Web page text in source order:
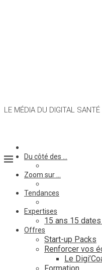
LE MÉDIA DU DIGITAL SANTÉ
Du côté des …
Zoom sur …
Tendances
Expertises
15 ans 15
Offres
Start-up Packs
Renforcer vos
Le